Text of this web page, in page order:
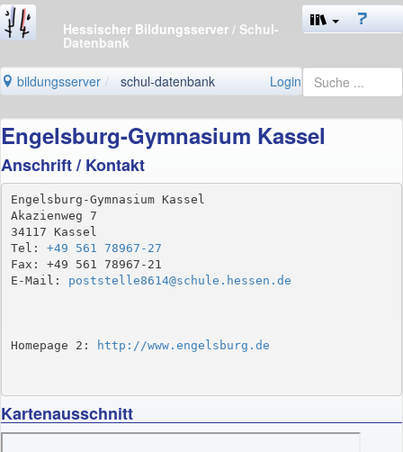
Hessischer Bildungsserver / Schul-
Datenbank
bildungsserver schul-datenbank Login
Engelsburg-Gymnasium Kassel
Anschrift / Kontakt
Engelsburg-Gymnasium Kassel
Akazienweg 7
34117 Kassel
Tel: +49 561 78967-27
Fax: +49 561 78967-21
E-Mail: poststelle8614@schule.hessen.de
Homepage 2: http://www.engelsburg.de
Kartenausschnitt